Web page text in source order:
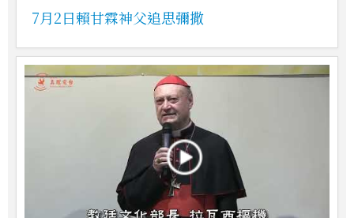
7月2日賴甘霖神父追思彌撒